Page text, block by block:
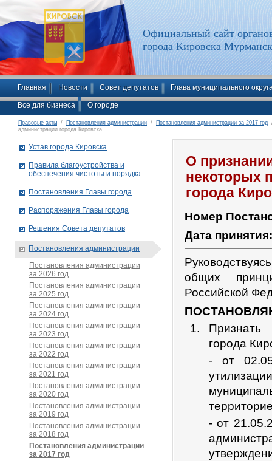
Официальный сайт
города Кировска
Главная Новости Совет депутатов Глава муниципального
Все для бизнеса О городе
Правовые акты / Постановления администрации / Постановления администрации за 2017 год
администрации города Кировска
О
некоторых
города
Номер
Дата
общих
Российской
Признать
города
- от
- от
Устав города Кировска
Правила благоустройства и
обеспечения чистоты и порядка
Постановления Главы города
Распоряжения Главы города
Решения Совета депутатов
Постановления администрации
Постановления администрации
за 2026 год
Постановления администрации
за 2025 год
Постановления администрации
за 2024 год
Постановления администрации
за 2023 год
Постановления администрации
за 2022 год
Постановления администрации
за 2021 год
Постановления администрации
за 2020 год
Постановления администрации
за 2019 год
Постановления администрации
за 2018 год
Постановления администрации
за 2017 год